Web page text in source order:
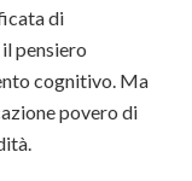
di
pensiero
cognitivo. Ma
povero di